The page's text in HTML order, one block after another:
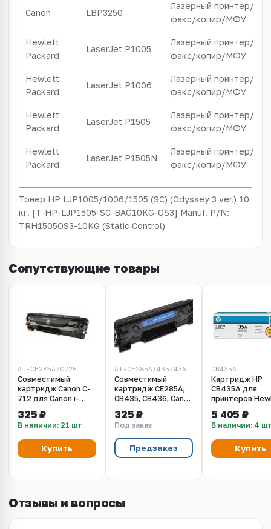
Canon LBP3250
Лазерный принтер/
факс/копир/МФУ
Hewlett
Packard
LaserJet P1005
Лазерный принтер/
факс/копир/МФУ
Hewlett
Packard
LaserJet P1006
Лазерный принтер/
факс/копир/МФУ
Hewlett
Packard
LaserJet P1505
Лазерный принтер/
факс/копир/МФУ
Hewlett
Packard
LaserJet P1505N
Лазерный принтер/
факс/копир/МФУ
Тонер HP LJP1005/1006/1505 (SC) (Odyssey 3 ver.) 10
кг. [T-HP-LJP1505-SC-BAG10KG-OS3] Manuf. P/N:
TRH1505OS3-10KG (Static Control)
Сопутствующие товары
AT-CE285A/C725
Совместимый
картридж Canon C-
712 для Canon i-
3100.
325 ₽
В наличии: 21 шт
Купить
AT-CE285A/435/436/725/712
Совместимый
картридж CE285A,
CB435, CB436, Canon
Aquamarine
325 ₽
Под заказ
Предзаказ
CB435A
Картридж HP
CB435A для
принтеров
P1005, P1006
(ресурс 1500
страниц)
5 405 ₽
В наличии: 4
Купить
Отзывы и вопросы